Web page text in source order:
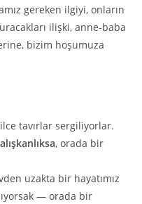
gereken ilgiyi, onların
ilişki, anne-baba
bizim hoşumuza
tavırlar sergiliyorlar.
, orada bir
uzakta bir hayatımız
— orada bir